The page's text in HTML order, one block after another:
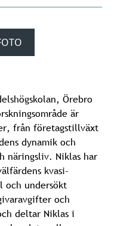
Örebro
är
från företagstillväxt
dynamik och
näringsliv. Niklas har
kvasi-
och undersökt
och
deltar Niklas i